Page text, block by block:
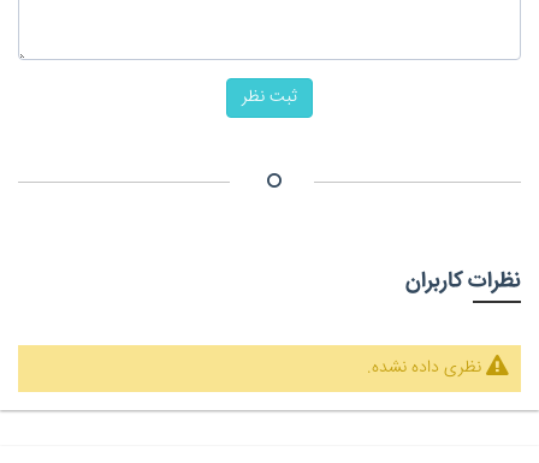
ثبت نظر
نظرات کاربران
نظری داده نشده.